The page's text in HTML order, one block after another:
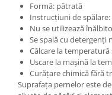
Formă: pătrată
Instrucțiuni de
Nu se utilizează
Se spală cu detergenți
Călcare la temperatură
Uscare la mașină la
Curățare chimică fără
Suprafața pernelor este